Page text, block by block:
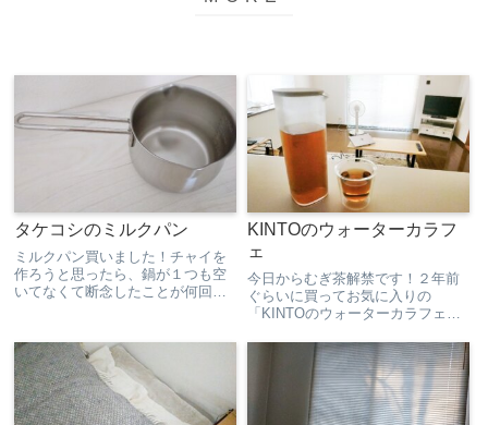
タケコシのミルクパン
ミルクパン買いました！チャイを
作ろうと思ったら、鍋が１つも空
いてなくて断念したことが何回も
のもラクなものないかな～」と探
してて見つけました！タケコシの
ミルクパン♪ステンレスだから丈
夫...
KINTOのウォーターカラフ
ェ
今日からむぎ茶解禁です！２年前
ぐらいに買ってお気に入りの
「KINTOのウォーターカラフェ」
が、「もっとシンプルで洗いやす
いものないかな」と探していて見
つけました。熱湯は入れれないん
ですが、私は濃すぎる麦茶が苦手